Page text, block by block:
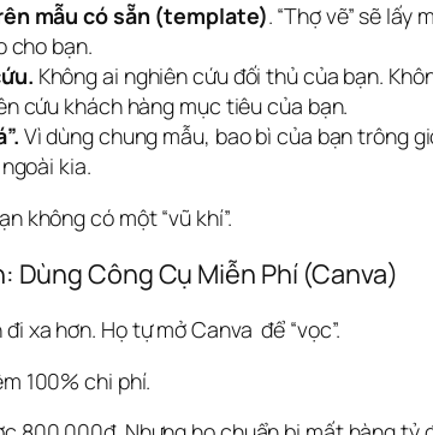
mẫu có sẵn (template). “Thợ vẽ” sẽ lấy
cho bạn.
Không ai nghiên cứu đối thủ của bạn.
cứu khách hàng mục tiêu của bạn.
Vì dùng chung mẫu, bao bì của bạn trông
kia.
không có một “vũ khí”.
Dùng Công Cụ Miễn Phí (Canva)
xa hơn. Họ tự mở Canva  để “vọc”.
100% chi phí.